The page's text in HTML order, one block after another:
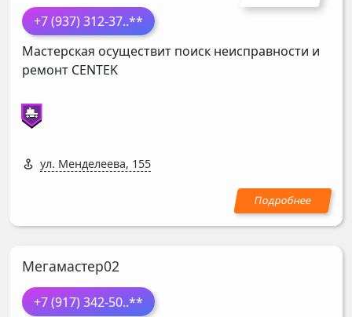
+7 (937) 312-37..**
Мастерская осуществит поиск неисправности и
ремонт CENTEK
ул. Менделеева, 155
Мегамастер02
+7 (917) 342-50..**